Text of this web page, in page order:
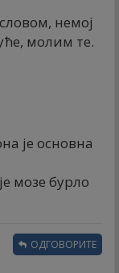
немој
молим те.
је основна
мозе бурло
ОДГОВОРИТЕ